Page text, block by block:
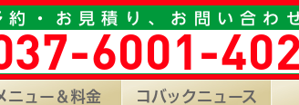
山町1796-6 ［コバック都城鷹尾店］宮崎県
約・お見積り、お問い合わ
6001-
ニュー＆料金 コバックニュース